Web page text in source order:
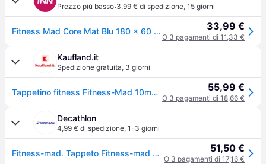
Prezzo più basso·3,99 € di spedizione, 15 giorni
Fitness Mad Core Mat Blu 180 x 60 x 1 cm 33,99 €
O 3 pagamenti di 11,33 €
Kaufland.it
Spedizione gratuita, 3 giorni
Tappetino fitness Fitness-Mad 10mm nero Tappetino per allenamento Pilates 182x58cm 55,99 €
O 3 pagamenti di 18,66 €
Decathlon
4,99 € di spedizione, 1-3 giorni
Fitness-mad. Tappeto Fitness-mad Core Tappetino Ginnastica Ritiro Gratis - blu - Senza taglia 51,50 €
O 3 pagamenti di 17,16 €